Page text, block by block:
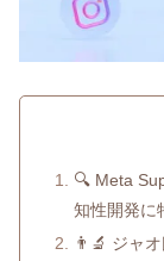
🔍 Meta
知性開発に
👨‍🔬 ジャ